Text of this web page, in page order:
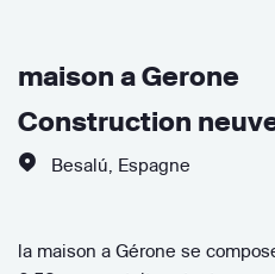
maison a Gerone
Construction
Besalú Espagne
la maison a Gérone se